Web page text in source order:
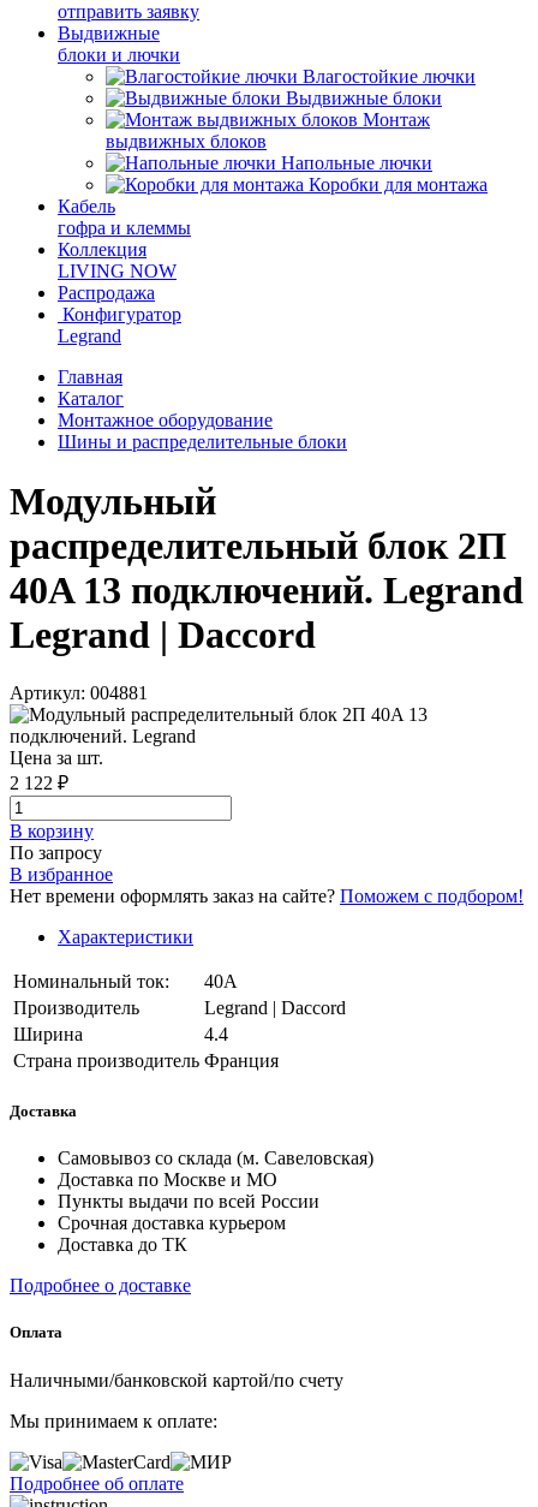
отправить заявку
Выдвижные
блоки и лючки
Влагостойкие лючки
Выдвижные блоки
Монтаж
выдвижных блоков
Напольные лючки
Коробки для монтажа
Кабель
гофра и клеммы
Коллекция
LIVING NOW
Распродажа
Конфигуратор
Legrand
Главная
Каталог
Монтажное оборудование
Шины и распределительные блоки
Модульный
распределительный блок 2П
40A 13 подключений. Legrand
Legrand | Daccord
Артикул: 004881
Цена за шт.
2 122 ₽
В корзинy
По запросу
В избранное
Нет времени оформлять заказ на сайте? Поможем с подбором!
Характеристики
Номинальный ток:
40А
Производитель
Legrand | Daccord
Ширина
4.4
Страна производитель Франция
Доставка
Самовывоз со склада (м. Савеловская)
Доставка по Москве и МО
Пункты выдачи по всей России
Срочная доставка курьером
Доставка до ТК
Подробнее о доставке
Оплата
Наличными/банковской картой/по счету
Мы принимаем к оплате:
Подробнее об оплате